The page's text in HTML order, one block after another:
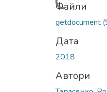
Вантажиться...
Файли
getdocument
Дата
2018
Автори